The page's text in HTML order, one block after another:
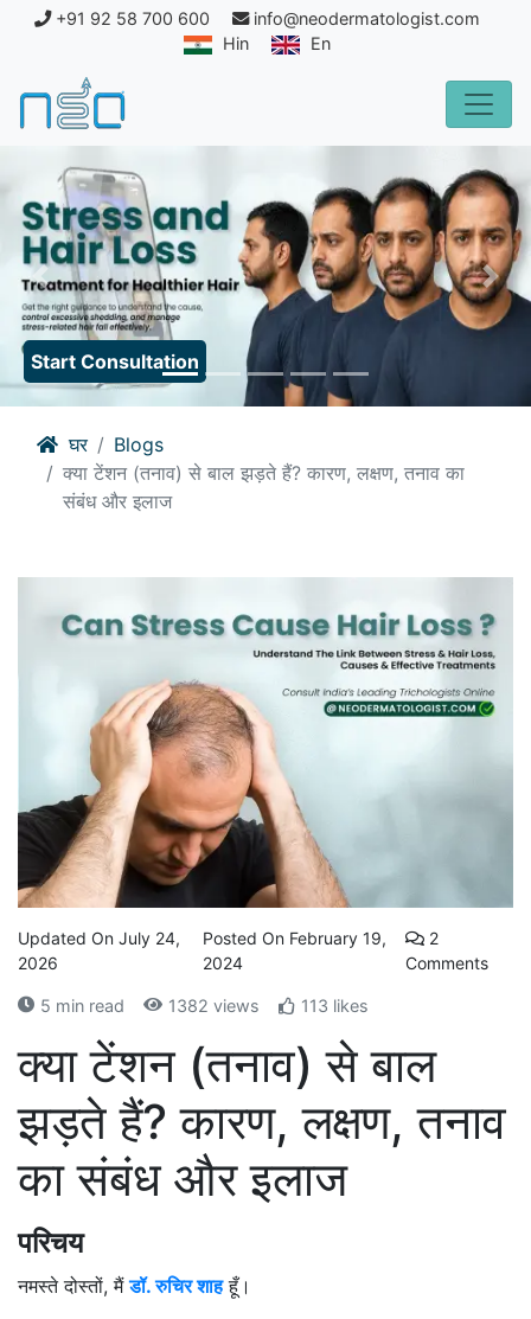
+91 92 58 700 600
info@neodermatologist.com
Hin
En
Start Consultation
Previous Next
घर
Blogs
क्या टेंशन (तनाव) से बाल झड़ते हैं? कारण, लक्षण, तनाव का
संबंध और इलाज
Updated On July 24,
2026
Posted On February 19,
2024
2
Comments
5 min read 1382 views 113 likes
क्या टेंशन (तनाव) से बाल
झड़ते हैं? कारण, लक्षण, तनाव
का संबंध और इलाज
परिचय
नमस्ते दोस्तों, मैंडॉ. रुचिर शाहहूँ।